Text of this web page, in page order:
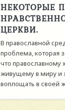
НЕКОТОРЫЕ
ЦЕРКВИ.
В православной
проблема, которая
что православному
живущему в миру
воплощать в своей